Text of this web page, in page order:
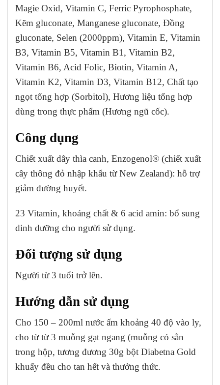
Magie Oxid, Vitamin C, Ferric Pyrophosphate,
Kẽm gluconate, Manganese gluconate, Đồng
gluconate, Selen (2000ppm), Vitamin E, Vitamin
B3, Vitamin B5, Vitamin B1, Vitamin B2,
Vitamin B6, Acid Folic, Biotin, Vitamin A,
Vitamin K2, Vitamin D3, Vitamin B12, Chất tạo
ngọt tổng hợp (Sorbitol), Hương liệu tổng hợp
dùng trong thực phẩm (Hương ngũ cốc).
Công dụng
Chiết xuất dây thìa canh, Enzogenol® (chiết xuất
cây thông đỏ nhập khẩu từ New Zealand): hỗ trợ
giảm đường huyết.
23 Vitamin, khoáng chất & 6 acid amin: bổ sung
dinh dưỡng cho người sử dụng.
Đối tượng sử dụng
Người từ 3 tuổi trở lên.
Hướng dẫn sử dụng
Cho 150 – 200ml nước ấm khoảng 40 độ vào ly,
cho từ từ 3 muỗng gạt ngang (muỗng có sẵn
trong hộp, tương đương 30g bột Diabetna Gold
khuấy đều cho tan hết và thưởng thức.